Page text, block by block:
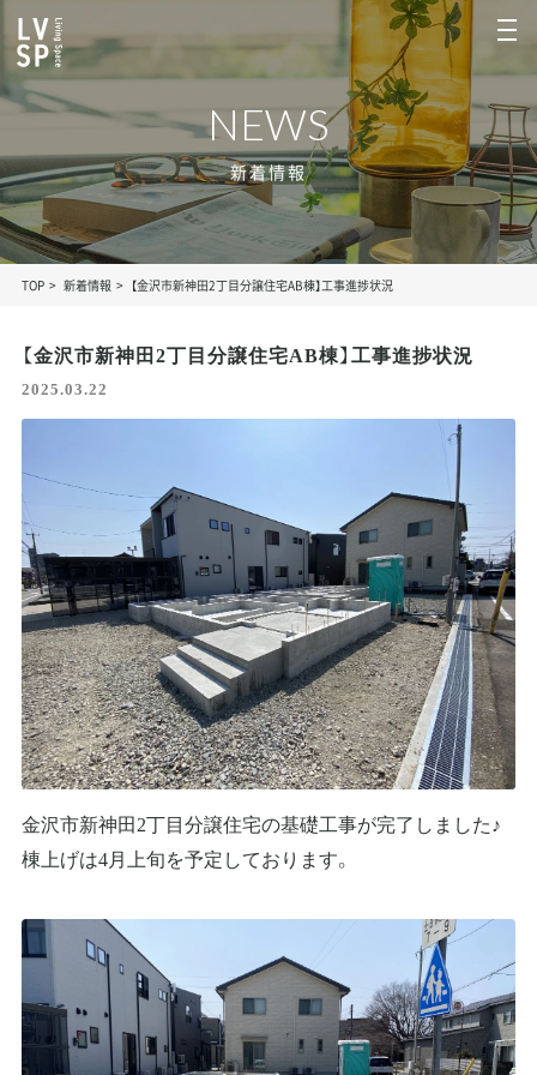
NEWS
新着情報
TOP 新着情報 【金沢市新神田2丁目分譲住宅AB棟】工事進捗状況
【金沢市新神田2丁目分譲住宅AB棟】工事進捗状況
2025.03.22
金沢市新神田2丁目分譲住宅の基礎工事が完了しました♪
棟上げは4月上旬を予定しております。